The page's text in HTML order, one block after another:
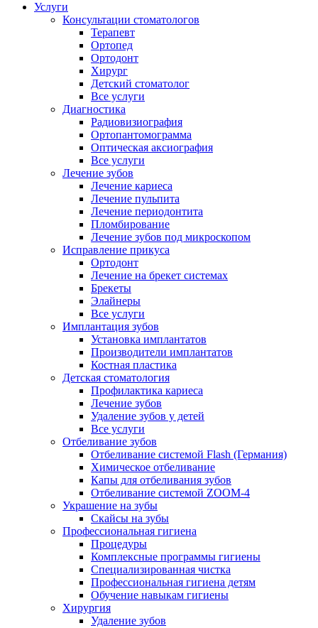
Услуги
Консультации стоматологов
Терапевт
Ортопед
Ортодонт
Хирург
Детский стоматолог
Все услуги
Диагностика
Радиовизиография
Ортопантомограмма
Оптическая аксиография
Все услуги
Лечение зубов
Лечение кариеса
Лечение пульпита
Лечение периодонтита
Пломбирование
Лечение зубов под микроскопом
Исправление прикуса
Ортодонт
Лечение на брекет системах
Брекеты
Элайнеры
Все услуги
Имплантация зубов
Установка имплантатов
Производители имплантатов
Костная пластика
Детская стоматология
Профилактика кариеса
Лечение зубов
Удаление зубов у детей
Все услуги
Отбеливание зубов
Отбеливание системой Flash (Германия)
Химическое отбеливание
Капы для отбеливания зубов
Отбеливание системой ZOOM-4
Украшение на зубы
Скайсы на зубы
Профессиональная гигиена
Процедуры
Комплексные программы гигиены
Специализированная чистка
Профессиональная гигиена детям
Обучение навыкам гигиены
Хирургия
Удаление зубов